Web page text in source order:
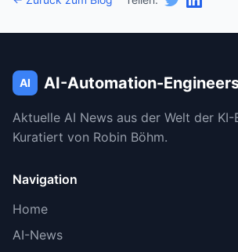
waren Stable Diffusion
Modellvarianten:Flux Pro, Flux
Schnell existieren ✓
API Rate Limits:24 parallele
Replicate Integration:
AI AI-Automation-
Aktuelle AI News aus der Welt der
Kuratiert von Robin Böhm.
Navigation
Home
AI-News